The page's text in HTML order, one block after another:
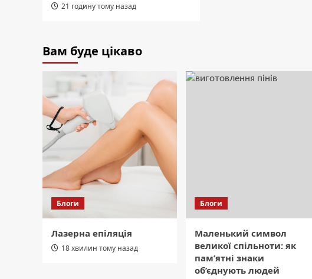
21 годину тому назад
Вам буде цікаво
Блоги
Лазерна епіляція
18 хвилин тому назад
Блоги
Маленький символ
великої спільноти: як
пам’ятні знаки
об’єднують людей